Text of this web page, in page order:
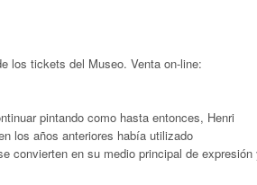
los tickets del Museo. Venta on-line:
pintando como hasta entonces, Henri
los años anteriores había utilizado
convierten en su medio principal de expresión